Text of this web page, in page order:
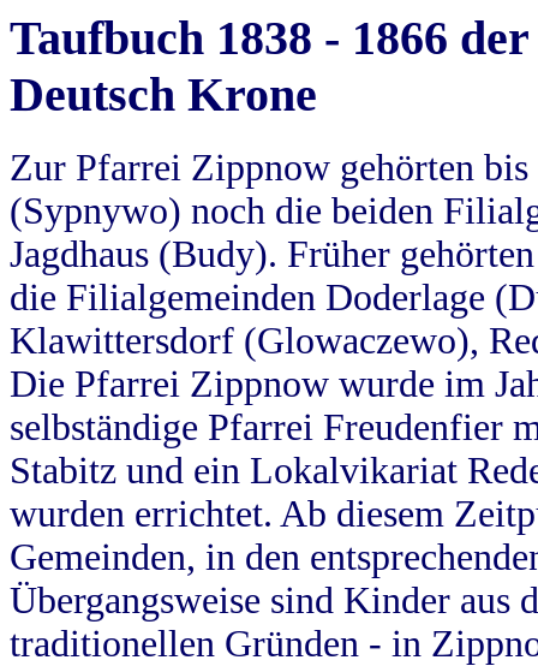
Taufbuch 1838 - 1866
Deutsch Krone
Zur Pfarrei Zippnow gehörten
(Sypnywo) noch die beiden
Jagdhaus (Budy). Früher
die Filialgemeinden Doderlage
Klawittersdorf (Glowaczewo),
Die Pfarrei Zippnow wurde im
selbständige Pfarrei Freudenfier
Stabitz und ein Lokalvikariat
wurden errichtet. Ab diesem
Gemeinden, in den
Übergangsweise sind Kinder aus
traditionellen Gründen - in